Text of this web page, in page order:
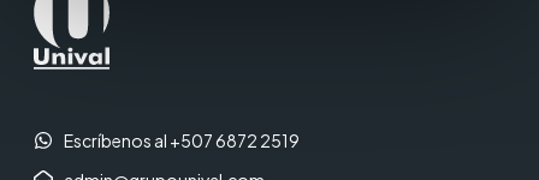
Escríbenos al +507 6872 2519